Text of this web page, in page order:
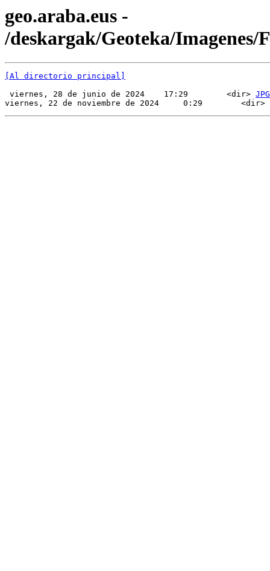
geo.araba.eus -
/deskargak/Geoteka/Imagenes/
[Al directorio principal]
viernes, 28 de junio de 2024    17:29        <dir> JPG
viernes, 22 de noviembre de 2024     0:29        <dir>